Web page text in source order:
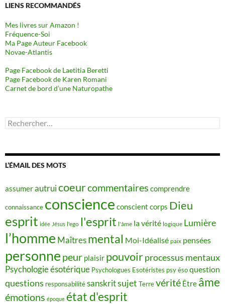
LIENS RECOMMANDÉS
Mes livres sur Amazon !
Fréquence-Soi
Ma Page Auteur Facebook
Novae-Atlantis
Page Facebook de Laetitia Beretti
Page Facebook de Karen Romani
Carnet de bord d’une Naturopathe
Rechercher :
L’ÉMAIL DES MOTS
assumerautruicoeurcommentaires comprendre
connaissance conscience conscient corps Dieu
esprit idée Jésus l'ego l'esprit l'âme la vérité logique Lumière
l’homme Maîtres mental Moi-Idéalisé paix pensées
personne peur plaisir pouvoirprocessus mentaux
Psychologie ésotérique Psychologues Esotéristes psy ésoquestion
questions responsabilitésanskritsujet Terrevérité Être âme
émotions époque état d'esprit